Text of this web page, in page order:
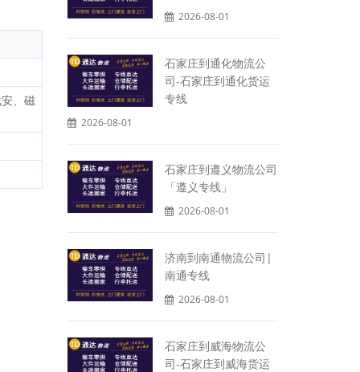
、磁
2026-08-01
石家庄到通化物流公
司-石家庄到通化货运
专线
2026-08-01
石家庄到遵义物流公司
「遵义专线」
2026-08-01
济南到南通物流公司|
南通专线
2026-08-01
石家庄到威海物流公
司-石家庄到威海货运